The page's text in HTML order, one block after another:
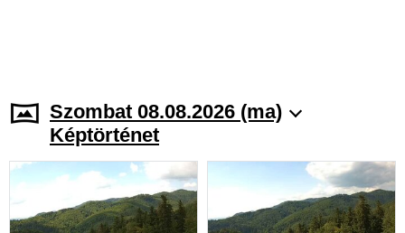
Szombat 08.08.2026 (ma)
Képtörténet